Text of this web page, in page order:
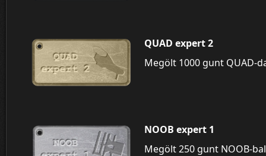
QUAD expert 2
Megölt 1000 gunt QUAD-
NOOB expert 1
Megölt 250 gunt NOOB-